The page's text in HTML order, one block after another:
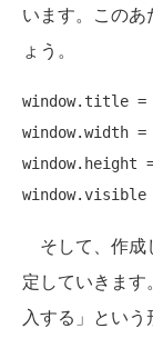
います。この
ょう。
window.title =
window.width =
window.height
window.visible
そして、作成
定していきま
入する」とい